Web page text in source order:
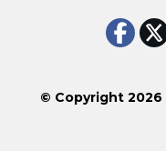
© Copyright 2026